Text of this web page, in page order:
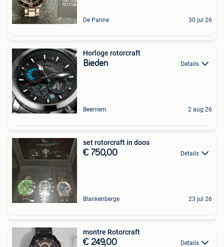
De Panne 30 jul 26
Horloge rotorcraft
Bieden Details
Beernem 2 aug 26
set rotorcraft in doos
€ 750,00 Details
Blankenberge 23 jul 26
montre Rotorcraft
€ 249,00 Details